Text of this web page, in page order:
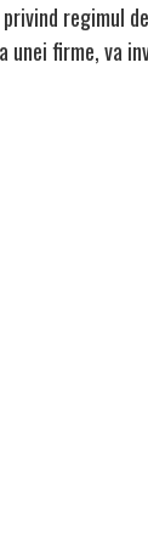
regimul
firme, va